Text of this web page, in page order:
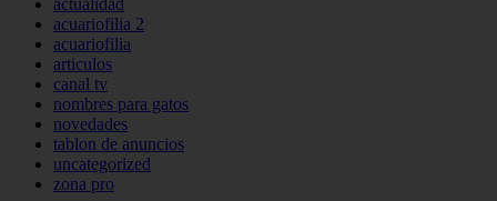
actualidad
acuariofilia 2
acuariofilia
articulos
canal tv
nombres para gatos
novedades
tablon de anuncios
uncategorized
zona pro